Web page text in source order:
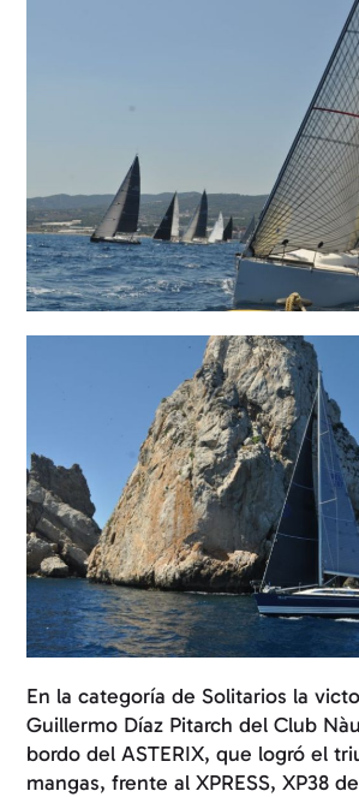
En la categoría de Solitarios la
Guillermo Díaz Pitarch del Club
bordo del ASTERIX, que logró el
mangas, frente al XPRESS, XP38